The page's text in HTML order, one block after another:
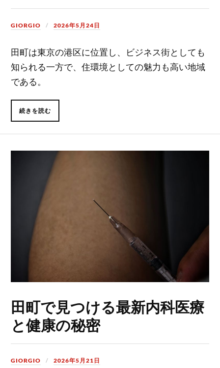
GIORGIO 2026年5月24日
田町は東京の港区に位置し、ビジネス街としても
知られる一方で、住環境としての魅力も高い地域
である。
続きを読む
田町で見つける最新内科医療
と健康の秘密
GIORGIO 2026年5月21日